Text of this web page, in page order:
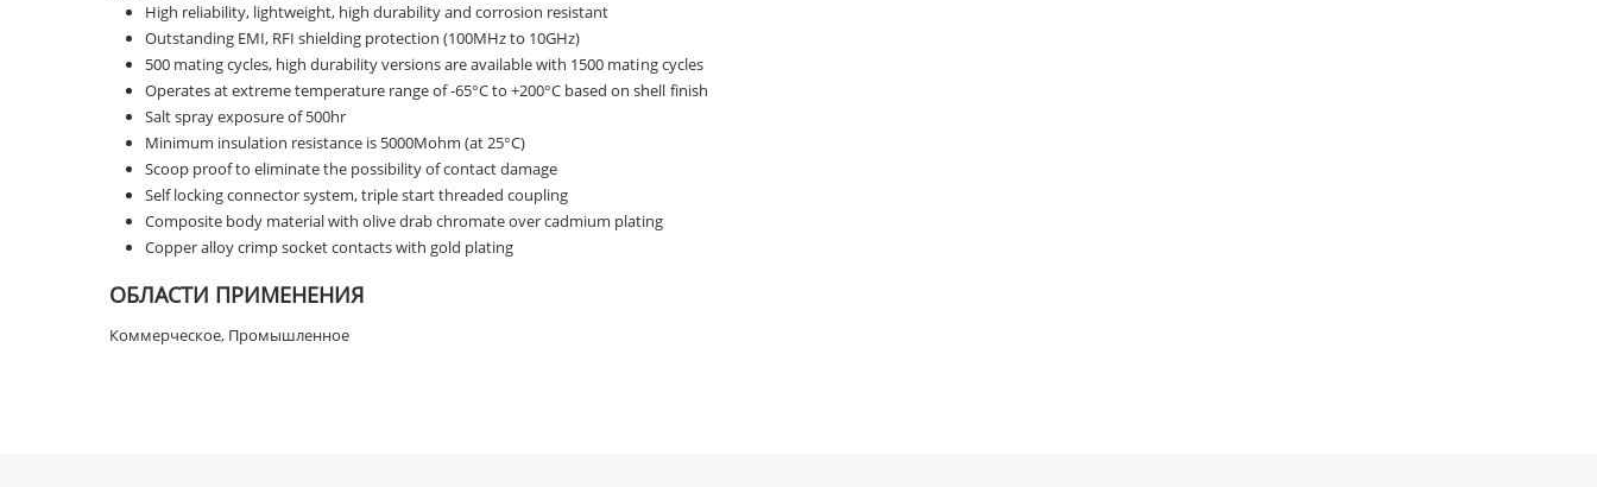
High reliability, lightweight, high durability and corrosion resistant
Outstanding EMI, RFI shielding protection (100MHz to 10GHz)
500 mating cycles, high durability versions are available with 1500 mating cycles
Operates at extreme temperature range of -65°C to +200°C based on shell finish
Salt spray exposure of 500hr
Minimum insulation resistance is 5000Mohm (at 25°C)
Scoop proof to eliminate the possibility of contact damage
Self locking connector system, triple start threaded coupling
Composite body material with olive drab chromate over cadmium plating
Copper alloy crimp socket contacts with gold plating
ОБЛАСТИ ПРИМЕНЕНИЯ
Коммерческое, Промышленное